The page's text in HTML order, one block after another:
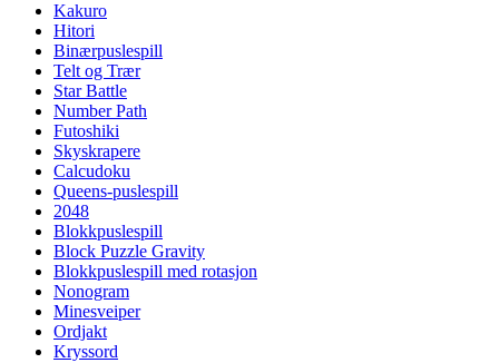
Kakuro
Hitori
Binærpuslespill
Telt og Trær
Star Battle
Number Path
Futoshiki
Skyskrapere
Calcudoku
Queens-puslespill
2048
Blokkpuslespill
Block Puzzle Gravity
Blokkpuslespill med rotasjon
Nonogram
Minesveiper
Ordjakt
Kryssord